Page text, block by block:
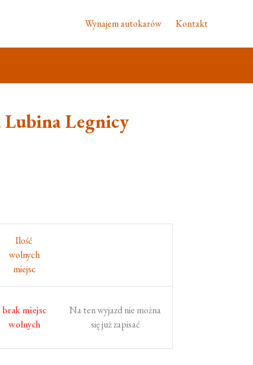
Wynajem autokarów Kontakt
Legnicy
Ilość
wolnych
miejsc
brak miejsc
wolnych
Na ten wyjazd nie można
się już zapisać